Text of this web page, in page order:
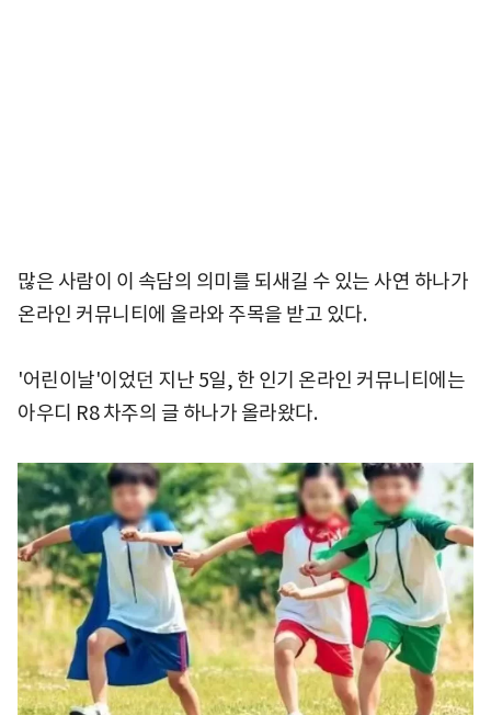
많은 사람이 이 속담의 의미를 되새길 수 있는 사연 하나가
온라인 커뮤니티에 올라와 주목을 받고 있다.
'어린이날'이었던 지난 5일, 한 인기 온라인 커뮤니티에는
아우디 R8 차주의 글 하나가 올라왔다.